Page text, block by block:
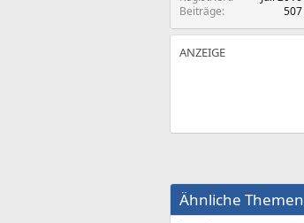
Beiträge
507
Ähnliche Themen